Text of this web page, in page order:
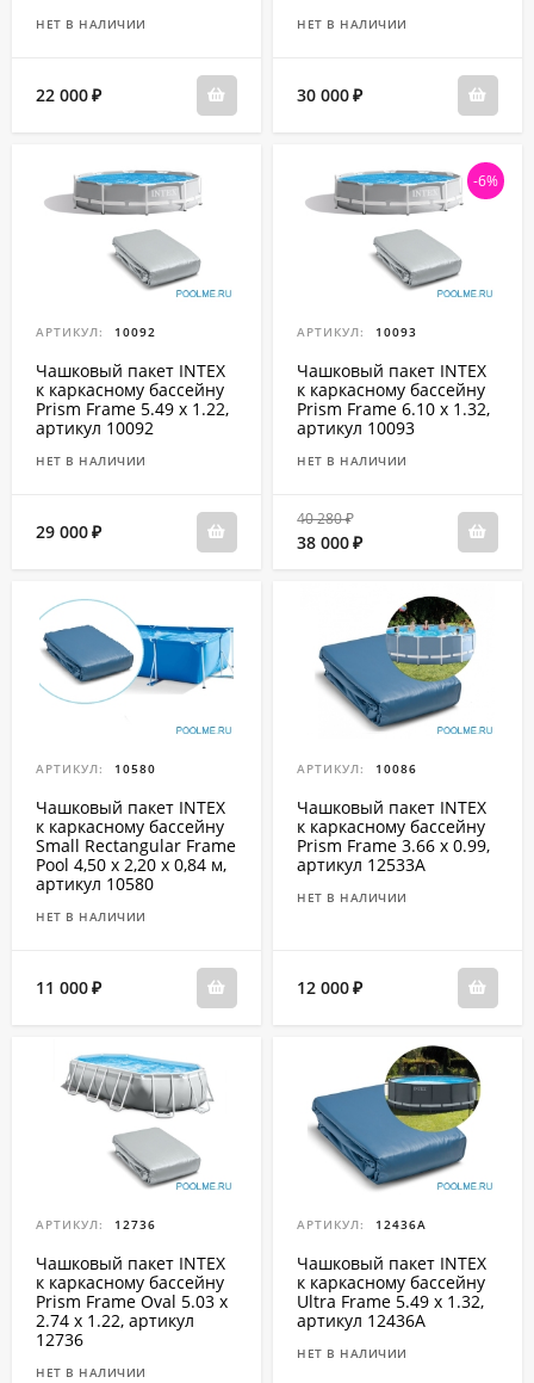
НЕТ В НАЛИЧИИ
22 000₽
НЕТ В НАЛИЧИИ
30 000₽
АРТИКУЛ: 10092
Чашковый пакет INTEX
к каркасному бассейну
Prism Frame 5.49 x 1.22,
артикул 10092
НЕТ В НАЛИЧИИ
29 000₽
-6%
АРТИКУЛ: 10093
Чашковый пакет INTEX
к каркасному бассейну
Prism Frame 6.10 x 1.32,
артикул 10093
НЕТ В НАЛИЧИИ
40 280 ₽
38 000₽
АРТИКУЛ: 10580
Чашковый пакет INTEX
к каркасному бассейну
Small Rectangular Frame
Pool 4,50 х 2,20 х 0,84 м,
артикул 10580
НЕТ В НАЛИЧИИ
11 000₽
АРТИКУЛ: 10086
Чашковый пакет INTEX
к каркасному бассейну
Prism Frame 3.66 x 0.99,
артикул 12533A
НЕТ В НАЛИЧИИ
12 000₽
АРТИКУЛ: 12736
Чашковый пакет INTEX
к каркасному бассейну
Prism Frame Oval 5.03 x
2.74 x 1.22, артикул
12736
НЕТ В НАЛИЧИИ
АРТИКУЛ: 12436A
Чашковый пакет INTEX
к каркасному бассейну
Ultra Frame 5.49 x 1.32,
артикул 12436A
НЕТ В НАЛИЧИИ